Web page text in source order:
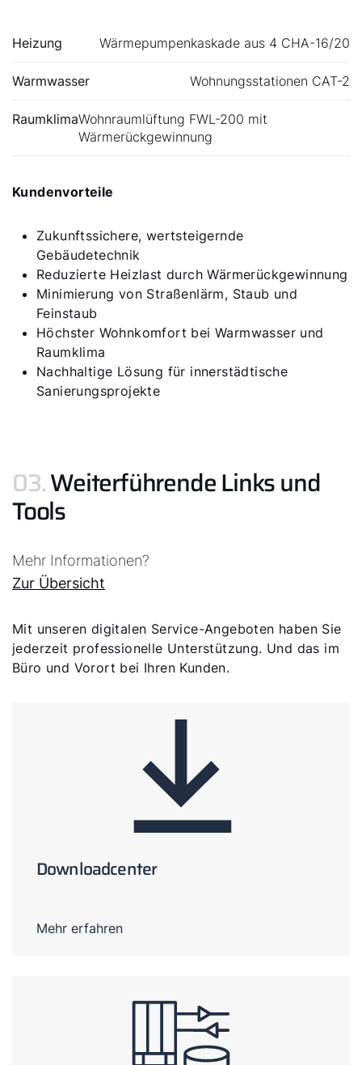
Heizung Wärmepumpenkaskade aus 4 CHA-16/20
Warmwasser Wohnungsstationen CAT-2
RaumklimaWohnraumlüftung FWL-200 mit
Wärmerückgewinnung
Kundenvorteile
Zukunftssichere, wertsteigernde
Gebäudetechnik
Reduzierte Heizlast durch Wärmerückgewinnung
Minimierung von Straßenlärm, Staub und
Feinstaub
Höchster Wohnkomfort bei Warmwasser und
Raumklima
Nachhaltige Lösung für innerstädtische
Sanierungsprojekte
03.Weiterführende Links und
Tools
Mehr Informationen?
Zur Übersicht
Mit unseren digitalen Service-Angeboten haben Sie
jederzeit professionelle Unterstützung. Und das im
Büro und Vorort bei Ihren Kunden.
Downloadcenter
Mehr erfahren